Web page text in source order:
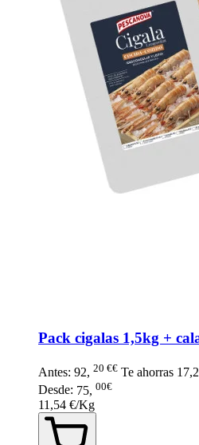
Pack cigalas 1,5kg +
Antes: 92, 20 €€ Te ahorras
Desde: 75, 00€
11,54 €/Kg